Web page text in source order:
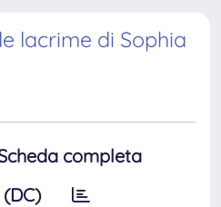
lacrime di Sophia
completa